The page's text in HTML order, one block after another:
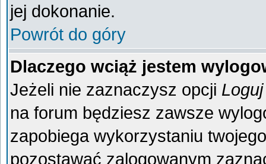
jej dokonanie.
Powrót do góry
Dlaczego wciąż jestem
Jeżeli nie zaznaczysz opcji
na forum będziesz zawsze
zapobiega wykorzystaniu
pozostawać zalogowanym